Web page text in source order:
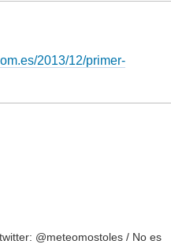
2013/12/primer-
@meteomostoles / No es